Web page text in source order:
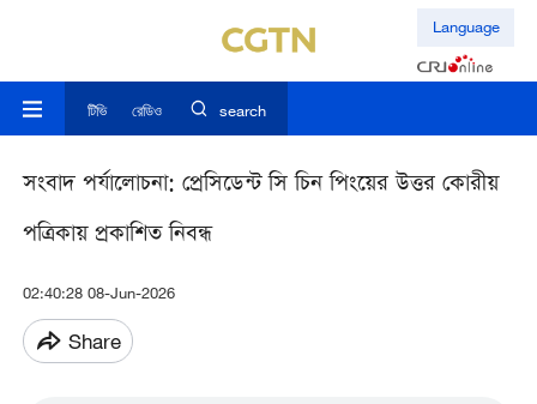
Language
টিভি রেডিও search
সংবাদ পর্যালোচনা: প্রেসিডেন্ট সি চিন পিংয়ের উত্তর কোরীয়
পত্রিকায় প্রকাশিত নিবন্ধ
02:40:28 08-Jun-2026
Share